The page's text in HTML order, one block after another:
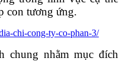
con tương ứng.
chi-cong-ty-co-phan-3/
chung nhằm mục đích